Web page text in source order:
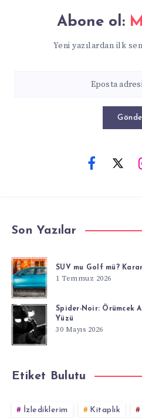
TEST
ETTIK
Abone ol:
Yeni yazılardan ilk
Son Yazılar
SUV mu Golf mü?
1 Temmuz 2026
Spider-Noir: Örümcek
Yüzü
30 Mayıs 2026
Etiket Bulutu
İzlediklerim Kitaplık